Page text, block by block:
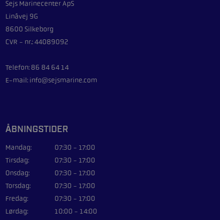
Sejs Marinecenter ApS
Linåvej 9G
8600 Silkeborg
CVR - nr.: 44089092
Telefon: 86 84 64 14
E-mail: info@sejsmarine.com
ÅBNINGSTIDER
Mandag:
07:30 - 17:00
Tirsdag:
07:30 - 17:00
Onsdag:
07:30 - 17:00
Torsdag:
07:30 - 17:00
Fredag:
07:30 - 17:00
Lørdag:
10:00 - 14:00